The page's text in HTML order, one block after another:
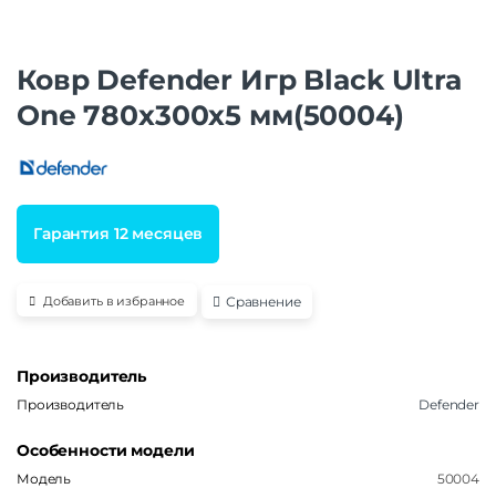
Ковр Defender Игр Black Ultra
One 780х300х5 мм(50004)
Гарантия 12 месяцев
Добавить в избранное Сравнение
Производитель
Производитель Defender
Особенности модели
Модель
50004